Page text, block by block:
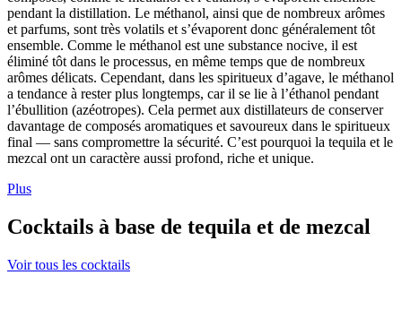
pendant la distillation. Le méthanol, ainsi que de nombreux arômes
et parfums, sont très volatils et s’évaporent donc généralement tôt
ensemble. Comme le méthanol est une substance nocive, il est
éliminé tôt dans le processus, en même temps que de nombreux
arômes délicats. Cependant, dans les spiritueux d’agave, le méthanol
a tendance à rester plus longtemps, car il se lie à l’éthanol pendant
l’ébullition (azéotropes). Cela permet aux distillateurs de conserver
davantage de composés aromatiques et savoureux dans le spiritueux
final — sans compromettre la sécurité. C’est pourquoi la tequila et le
mezcal ont un caractère aussi profond, riche et unique.
Plus
Cocktails à base de tequila et de mezcal
Voir tous les cocktails